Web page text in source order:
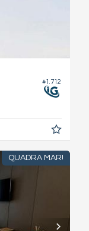
#1.712
QUADRA MAR!